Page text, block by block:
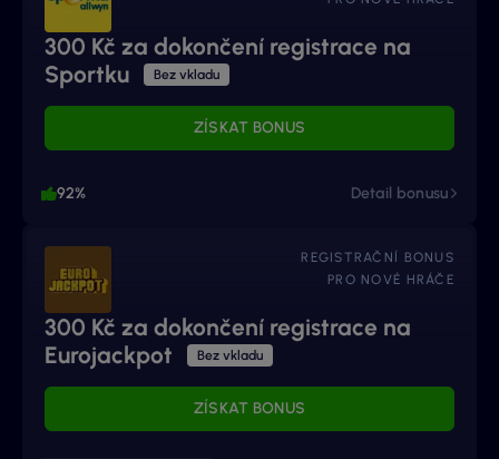
300 Kč za dokončení registrace na
Sportku
Bez vkladu
ZÍSKAT BONUS
92% Detail bonusu
REGISTRAČNÍ BONUS
PRO NOVÉ HRÁČE
300 Kč za dokončení registrace na
Eurojackpot
Bez vkladu
ZÍSKAT BONUS